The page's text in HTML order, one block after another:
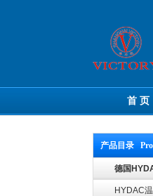
首 页
产品目录
德国
HYDAC